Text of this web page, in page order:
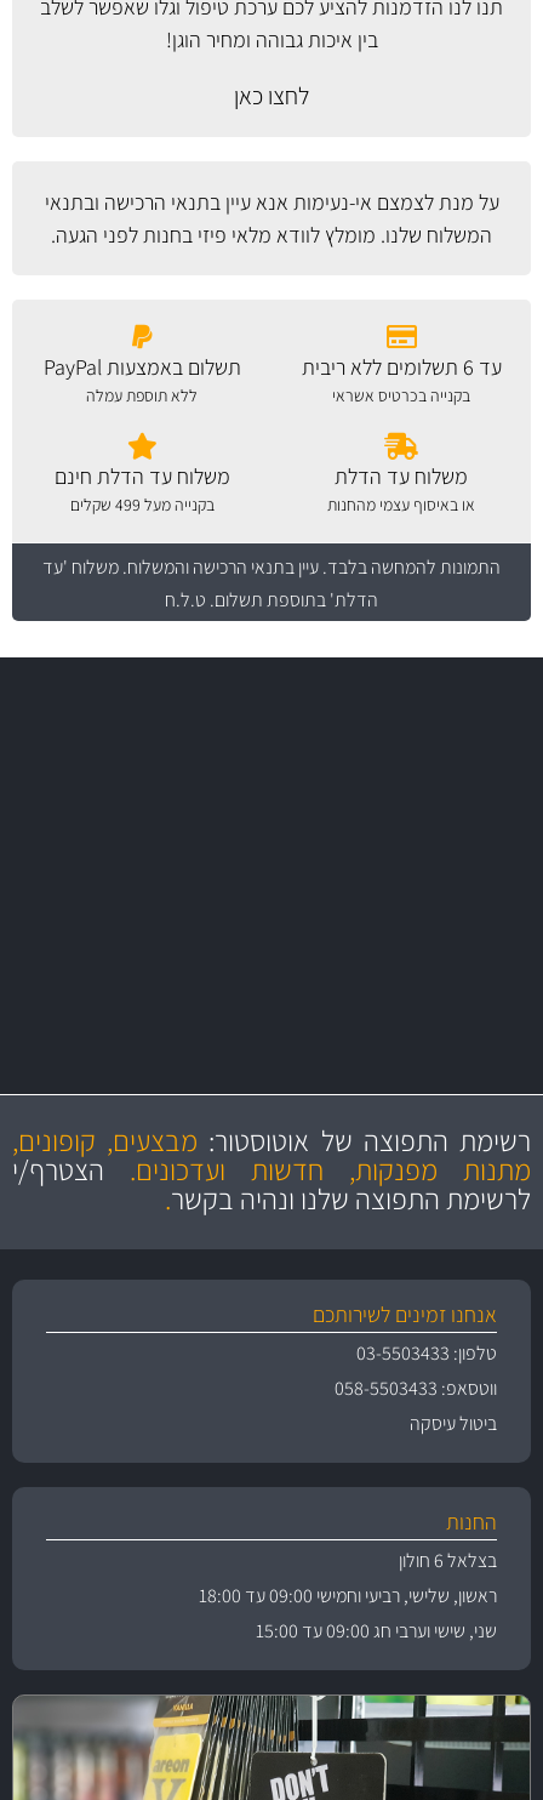
תנו לנו הזדמנות להציע לכם ערכת טיפול וגלו שאפשר לשלב
בין איכות גבוהה ומחיר הוגן!
לחצו כאן
על מנת לצמצם אי-נעימות אנא עייןבתנאי הרכישה ובתנאי
המשלוח שלנו. מומלץ לוודא מלאי פיזי בחנות לפני הגעה.
עד 6 תשלומים ללא ריבית
בקנייה בכרטיס אשראי
תשלום באמצעות PayPal
ללא תוספת עמלה
משלוח עד הדלת
או באיסוף עצמי מהחנות
משלוח עד הדלת חינם
בקנייה מעל 499 שקלים
התמונות להמחשה בלבד.עיין בתנאי הרכישה והמשלוח. משלוח 'עד
הדלת' בתוספת תשלום. ט.ל.ח
מקצועיות
ושירות מצויין
מחירים
הוגנים
והיצע מוצרים איכותירשימת התפוצה של אוטוסטור: מבצעים, קופונים,
מתנות מפנקות, חדשות ועדכונים. הצטרף/י
לרשימת התפוצה שלנו ונהיה בקשר.
אנחנו זמינים לשירותכם
טלפון: 03-5503433
ווטסאפ: 058-5503433
ביטול עיסקה
החנות
בצלאל 6 חולון
ראשון, שלישי, רביעי וחמישי 09:00 עד 18:00
שני, שישי וערבי חג 09:00 עד 15:00